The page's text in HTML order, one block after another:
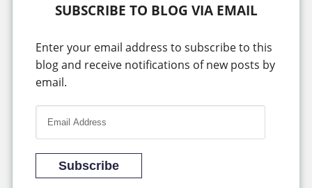
SUBSCRIBE TO BLOG VIA EMAIL
Enter your email address to subscribe to this
blog and receive notifications of new posts by
email.
l
Subscribe